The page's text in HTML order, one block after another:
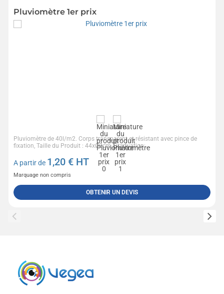
Pluviomètre 1er prix
Pluviomètre de 40l/m2. Corps transparent et résistant avec pince de
fixation, Taille du Produit : 44xØ8cm, Graduation:...
A partir de 1,20 € HT
Marquage non compris
OBTENIR UN DEVIS